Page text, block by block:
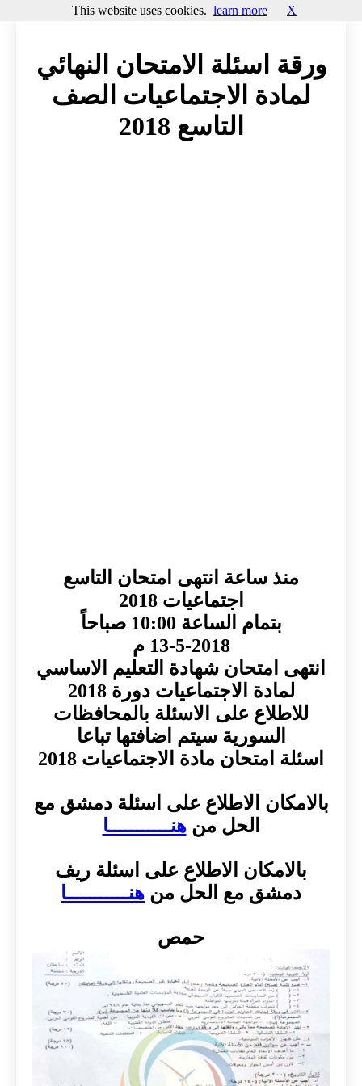
ورقة اسئلة الامتحان النهائي
لمادة الاجتماعيات الصف
التاسع 2018
منذ ساعة انتهى امتحان التاسع
اجتماعيات 2018
بتمام الساعة 10:00 صباحاً
13-5-2018 م
انتهى امتحان شهادة التعليم الاساسي
لمادة الاجتماعيات دورة 2018
للاطلاع على الاسئلة بالمحافظات
السورية سيتم اضافتها تباعا
اسئلة امتحان مادة الاجتماعيات 2018
بالامكان الاطلاع على اسئلة دمشق مع
الحل منهنـــــــــــا
بالامكان الاطلاع على اسئلة ريف
دمشق مع الحل من هنـــــــــــا
حمص
This website uses cookies. learn more X